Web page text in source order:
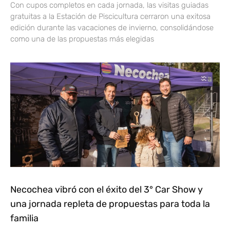
Con cupos completos en cada jornada, las visitas guiadas
gratuitas a la Estación de Piscicultura cerraron una exitosa
edición durante las vacaciones de invierno, consolidándose
como una de las propuestas más elegidas
Necochea vibró con el éxito del 3° Car Show y
una jornada repleta de propuestas para toda la
familia